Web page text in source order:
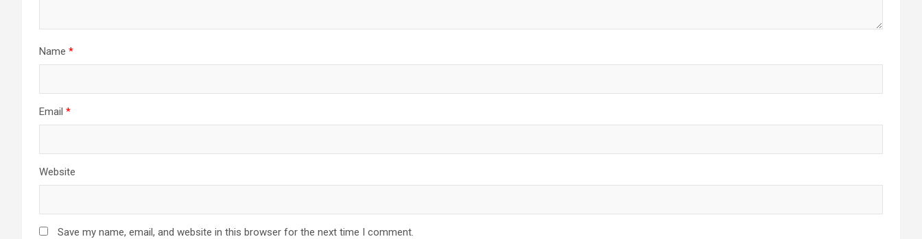
Name *
Email *
Website
Save my name, email, and website in this browser for the next time I comment.